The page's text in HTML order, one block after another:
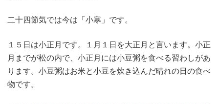
二十四節気では今は「小寒」です。
１５日は小正月です。１月１日を大正月と言います。小正
月までが松の内で、小正月には小豆粥を食べる習わしがあ
ります。小豆粥はお米と小豆を炊き込んだ晴れの日の食べ
物です。